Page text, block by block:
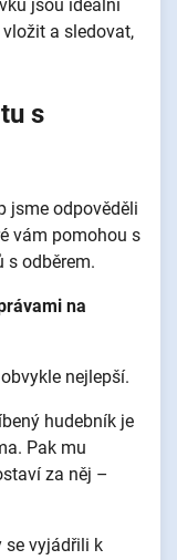
jsou ideální
a sledovat,
s
jsme odpověděli
vám pomohou s
s odběrem.
na
nejlepší.
hudebník je
Pak mu
za něj –
se vyjádřili k